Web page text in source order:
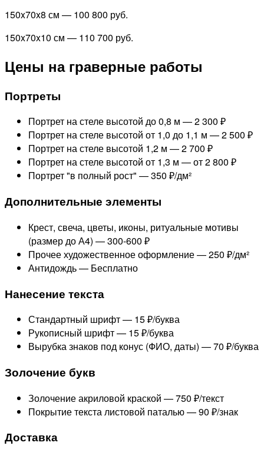
150x70x8 см — 100 800 руб.
150x70x10 см — 110 700 руб.
Цены на граверные работы
Портреты
Портрет на стеле высотой до 0,8 м —2 300 ₽
Портрет на стеле высотой от 1,0 до 1,1 м —2 500 ₽
Портрет на стеле высотой 1,2 м —2 700 ₽
Портрет на стеле высотой от 1,3 м —от 2 800 ₽
Портрет "в полный рост" —350 ₽/дм²
Дополнительные элементы
Крест, свеча, цветы, иконы, ритуальные мотивы
(размер до А4) —300-600 ₽
Прочее художественное оформление —250 ₽/дм²
Антидождь — Бесплатно
Нанесение текста
Стандартный шрифт — 15 ₽/буква
Рукописный шрифт — 15 ₽/буква
Вырубка знаков под конус (ФИО, даты) —70 ₽/буква
Золочение букв
Золочение акриловой краской —750 ₽/текст
Покрытие текста листовой паталью —90 ₽/знак
Доставка